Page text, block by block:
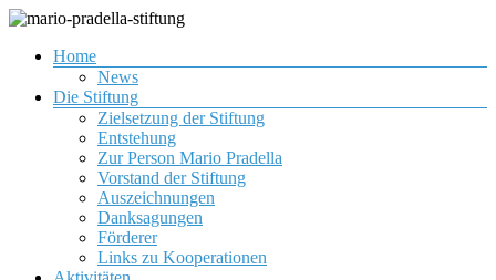
Zum
springen
mario-pradella-stiftung
Gemeinnützige Organisation zur Förderung von Jugendlichen
Menü
Home
News
Die Stiftung
Zielsetzung der Stiftung
Entstehung
Zur Person Mario Pradella
Vorstand der Stiftung
Auszeichnungen
Danksagungen
Förderer
Links zu Kooperationen